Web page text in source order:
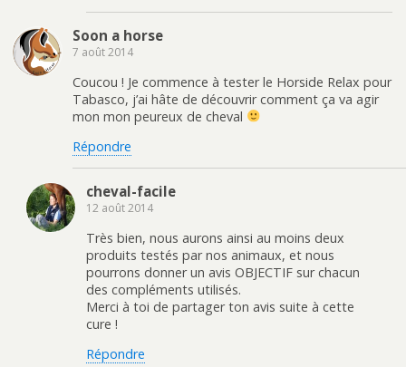
Soon a horse
7 août 2014
Coucou ! Je commence à tester le Horside Relax pour
Tabasco, j’ai hâte de découvrir comment ça va agir
mon mon peureux de cheval
Répondre
cheval-facile
12 août 2014
Très bien, nous aurons ainsi au moins deux
produits testés par nos animaux, et nous
pourrons donner un avis OBJECTIF sur chacun
des compléments utilisés.
Merci à toi de partager ton avis suite à cette
cure !
Répondre